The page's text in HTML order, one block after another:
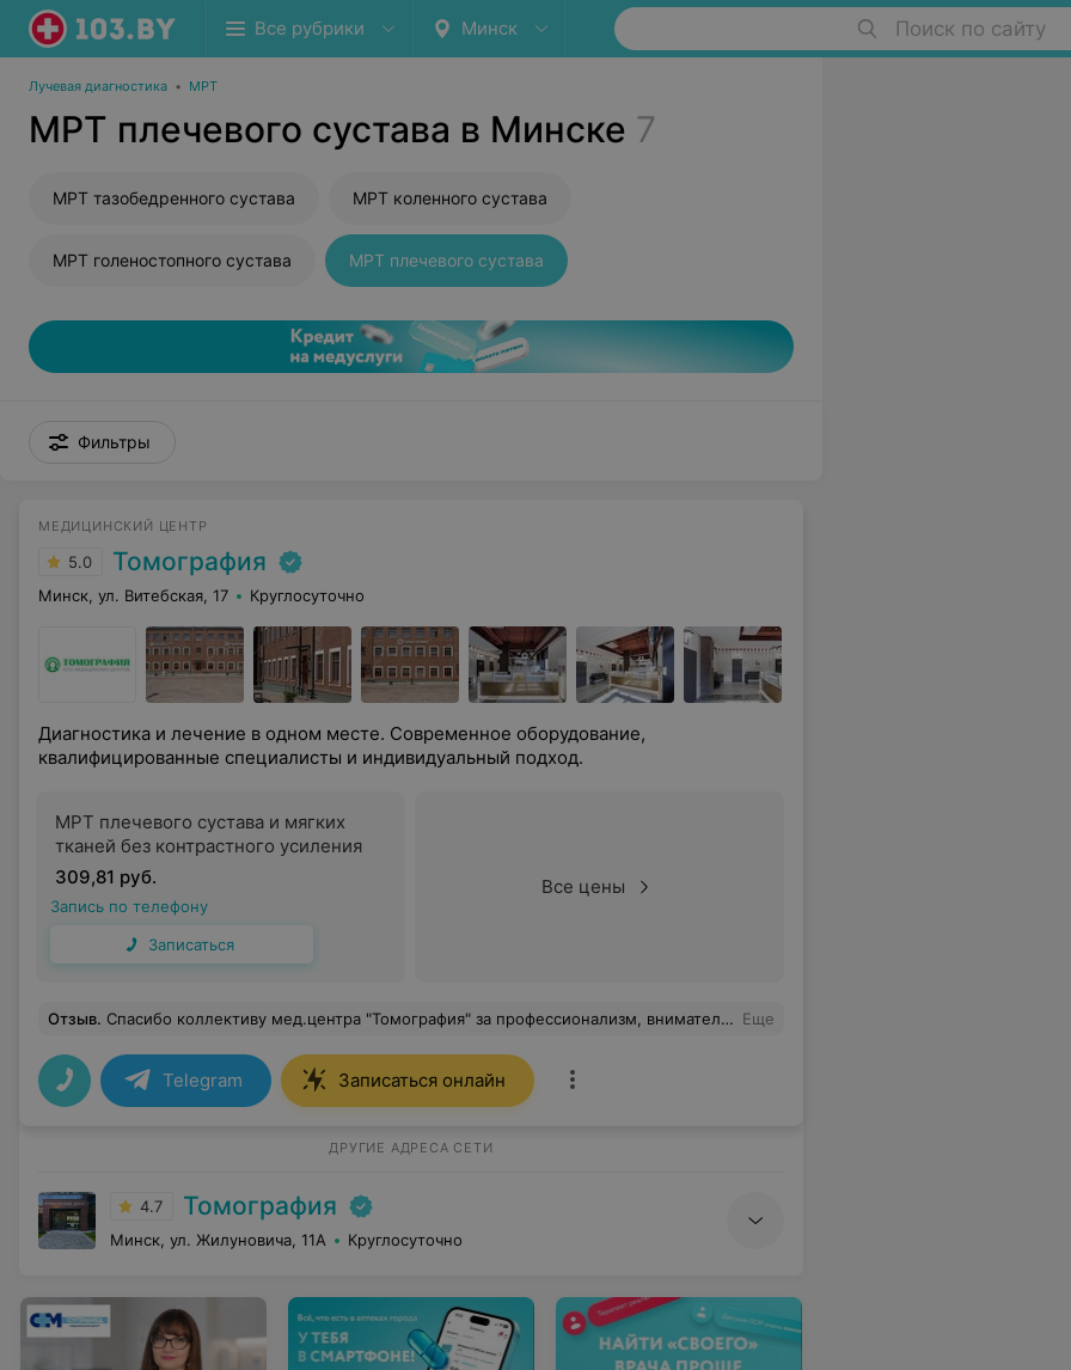
Все рубрики Минск Поиск по сайту
Лучевая диагностика • МРТ
МРТ плечевого сустава в Минске 7
МРТ тазобедренного сустава МРТ коленного сустава
МРТ голеностопного сустава МРТ плечевого сустава
Фильтры
МЕДИЦИНСКИЙ ЦЕНТР
5.0 Томография
Минск, ул. Витебская, 17 Круглосуточно
Диагностика и лечение в одном месте. Современное оборудование,
квалифицированные специалисты и индивидуальный подход.
МРТ плечевого сустава и мягких
тканей без контрастного усиления
309,81 руб.
Запись по телефону
Записаться
Все цены
Отзыв. Спасибо коллективу мед.центра "Томография" за профессионализм, внимательное отношение, улыбку администраторов на входе и, конечно, спасибо кардиологу Вавиловой А.А. за то ,что помогла не впасть в уныние из-за диагноза, а помогла и словом, и схемой лечения. С уважением, Игорь Фомин. Еще
Telegram Записаться онлайн
ДРУГИЕ АДРЕСА СЕТИ
4.7 Томография
Минск, ул. Жилуновича, 11А Круглосуточно